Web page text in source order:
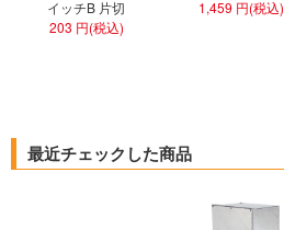
イッチB 片切
203 円(税込)
1,459 円(税込)
最近チェックした商品